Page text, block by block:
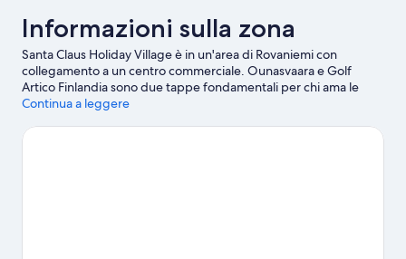
Informazioni sulla zona
Santa Claus Holiday Village è in un'area di Rovaniemi con
collegamento a un centro commerciale. Ounasvaara e Golf
Artico Finlandia sono due tappe fondamentali per chi ama le
attività. Altre due tappe assolutamente da non perdere sono
sportivi o spettacoli a cui assistere? Dai un'occhiata a cosa
Continua a leggere